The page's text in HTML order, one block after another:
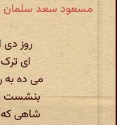
روز دی
ای
می ده
بنشست
شاهی که